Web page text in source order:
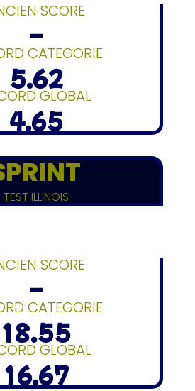
SCORE
–
CATEGORIE
5.62
GLOBAL
4.65
TEST ILLINOIS
SCORE
–
CATEGORIE
18.55
GLOBAL
16.67